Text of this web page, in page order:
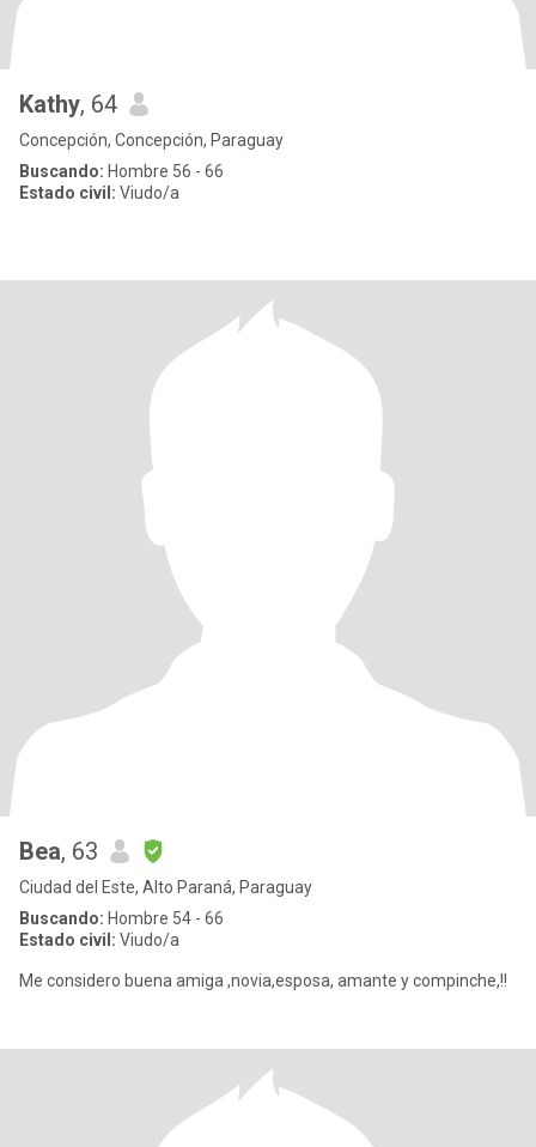
Kathy, 64
Concepción, Concepción, Paraguay
Buscando: Hombre 56 - 66
Estado civil: Viudo/a
Bea, 63
Ciudad del Este, Alto Paraná, Paraguay
Buscando: Hombre 54 - 66
Estado civil: Viudo/a
Me considero buena amiga ,novia,esposa, amante y compinche,!!